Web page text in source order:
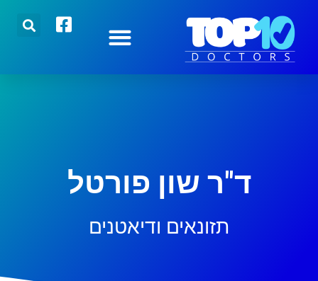
ד"ר שון פורטל
תזונאים ודיאטנים